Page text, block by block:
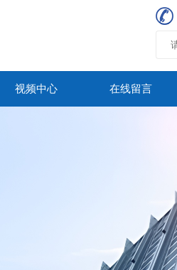
视频中心 在线留言